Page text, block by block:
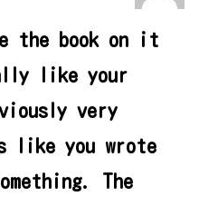
the book on it
like your
very
like you wrote
The